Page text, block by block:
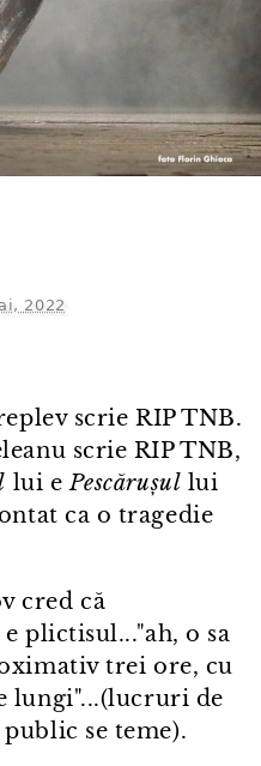
2022
scrie RIP TNB.
scrie RIP TNB,
lui ePescărușul lui
ca o tragedie
cred că
plictisul..."ah, o sa
trei ore, cu
lungi"...(lucruri de
se teme).